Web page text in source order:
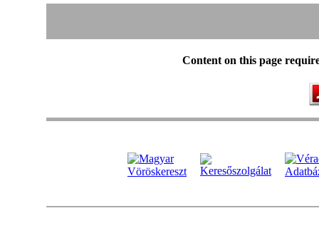
Content on this page